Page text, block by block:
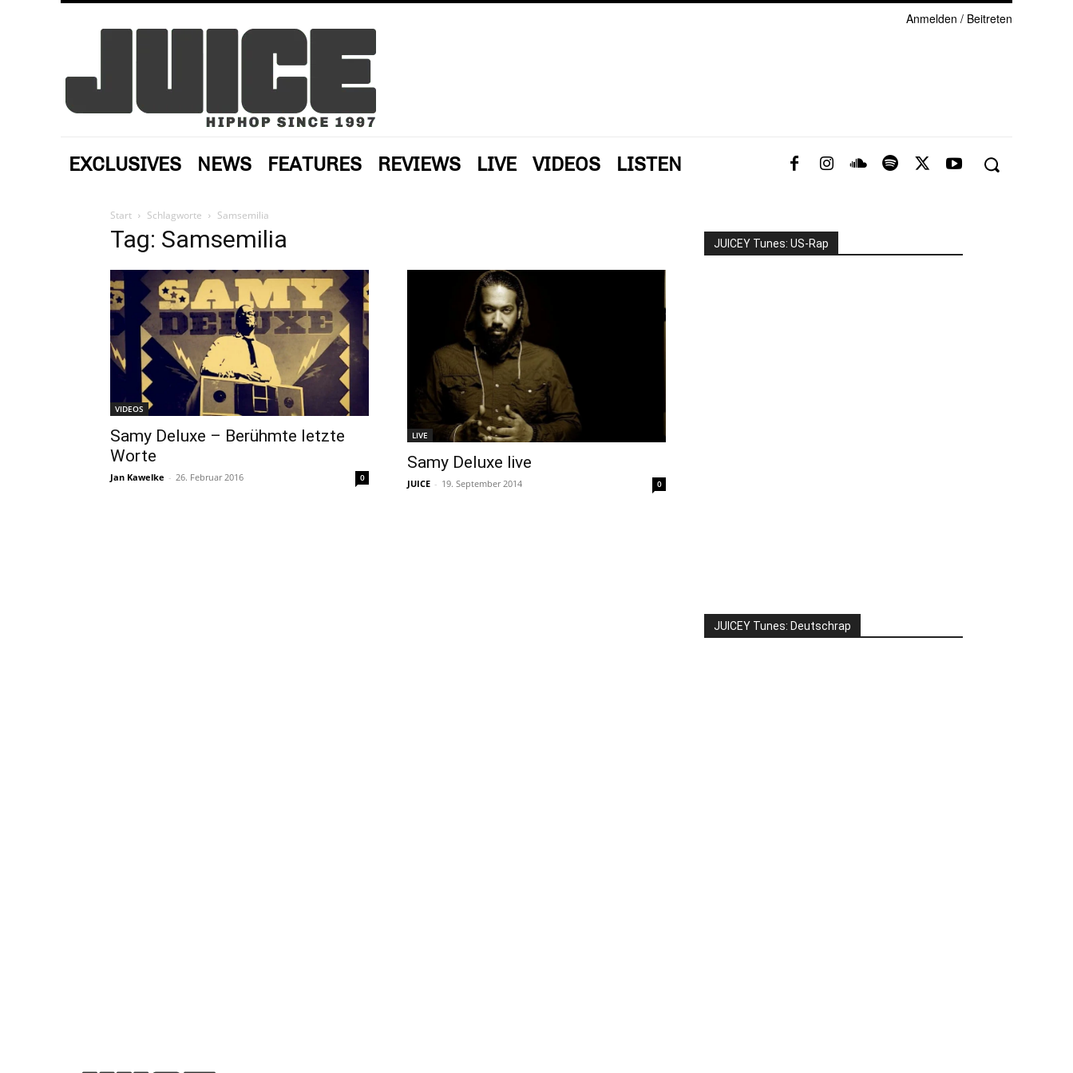
Anmelden / Beitreten
EXCLUSIVES NEWS FEATURES REVIEWS LIVE VIDEOS LISTEN
Start Schlagworte Samsemilia
Tag: Samsemilia
VIDEOS
Samy Deluxe – Berühmte letzte
Worte
Jan Kawelke - 26. Februar 2016 0
LIVE
Samy Deluxe live
JUICE - 19. September 2014 0
JUICEY Tunes: US-Rap
JUICEY Tunes: Deutschrap